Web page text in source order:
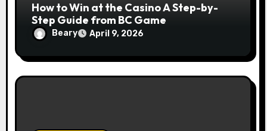
How to Win at the Casino A Step-by-
Step Guide from BC Game
Beary April 9, 2026